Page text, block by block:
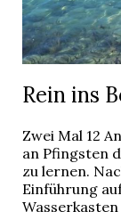
Rein ins
Zwei Mal 12
an Pfingsten
zu lernen.
Einführung